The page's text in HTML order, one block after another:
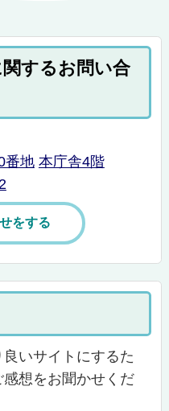
するお問い合
番地 本庁舎4階
をする
いサイトにするた
想をお聞かせくだ